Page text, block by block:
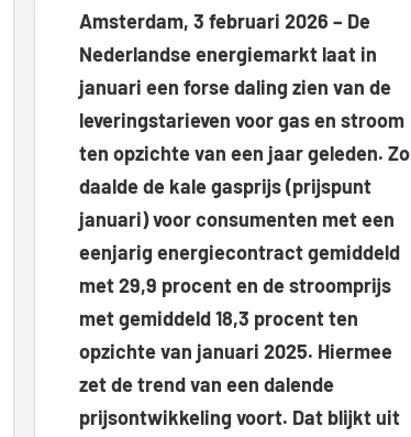
Amsterdam, 3 februari 2026 – De
Nederlandse energiemarkt laat in
januari een forse daling zien van de
leveringstarieven voor gas en stroom
ten opzichte van een jaar geleden. Zo
daalde de kale gasprijs (prijspunt
januari) voor consumenten met een
eenjarig energiecontract gemiddeld
met 29,9 procent en de stroomprijs
met gemiddeld 18,3 procent ten
opzichte van januari 2025. Hiermee
zet de trend van een dalende
prijsontwikkeling voort. Dat blijkt uit